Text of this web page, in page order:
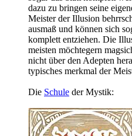
dazu zu bringen seine
Meister der Illusion
ausmaß und können sich
komplett entziehen. Die
meisten möchtegern
nicht über den Adepten
typisches merkmal der
Die Schule der Mystik: